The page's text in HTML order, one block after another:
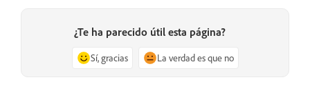
¿Te ha parecido útil esta página?
Sí, gracias La verdad es que no